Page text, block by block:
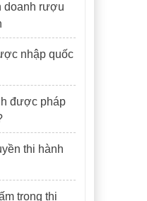
doanh rượu
nhập quốc
được pháp
thi hành
trong thi